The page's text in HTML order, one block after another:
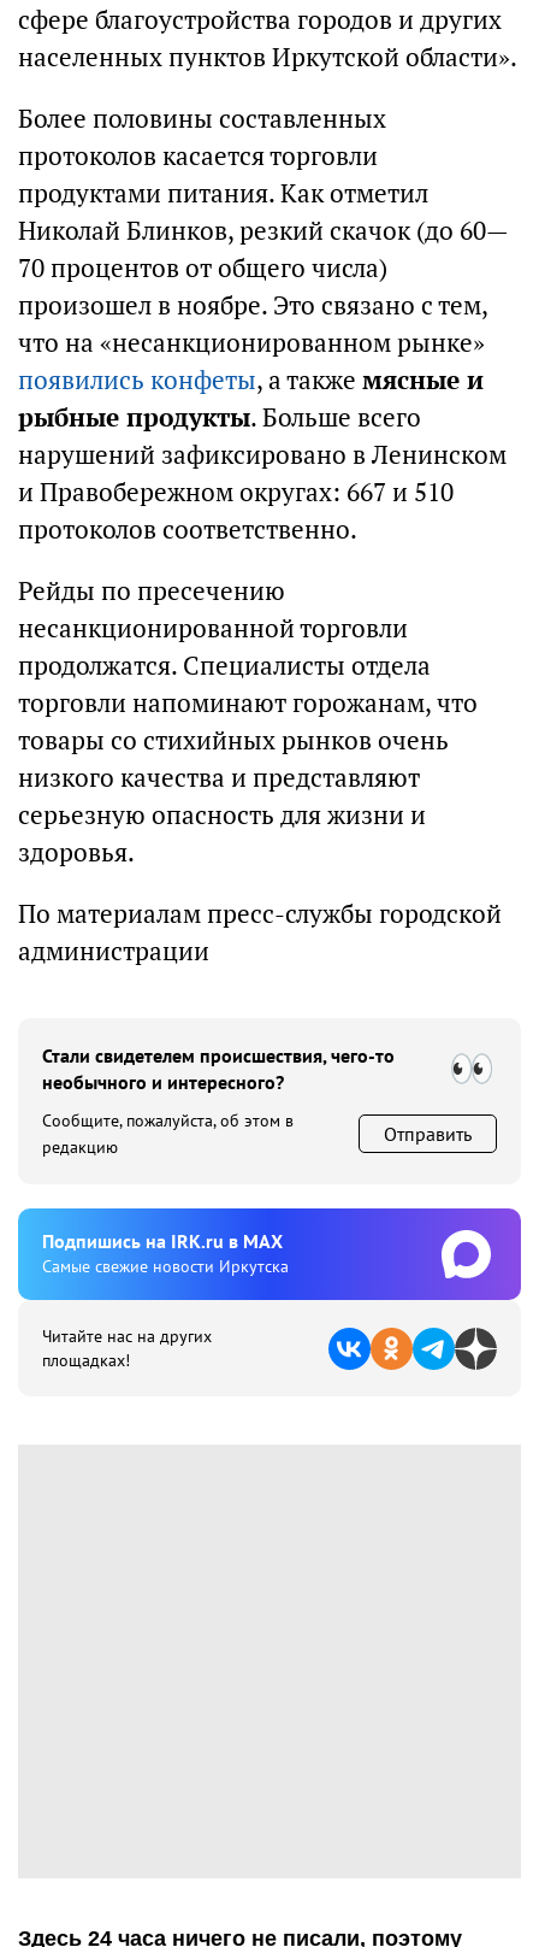
сфере благоустройства городов и других
населенных пунктов Иркутской области».
Более половины составленных
протоколов касается торговли
продуктами питания. Как отметил
Николай Блинков, резкий скачок (до 60—
70 процентов от общего числа)
произошел в ноябре. Это связано с тем,
что на «несанкционированном рынке»
появились конфеты, а также мясные и
рыбные продукты. Больше всего
нарушений зафиксировано в Ленинском
и Правобережном округах: 667 и 510
протоколов соответственно.
Рейды по пресечению
несанкционированной торговли
продолжатся. Специалисты отдела
торговли напоминают горожанам, что
товары со стихийных рынков очень
низкого качества и представляют
серьезную опасность для жизни и
здоровья.
По материалам пресс-службы городской
администрации
Стали свидетелем происшествия, чего-то
необычного и интересного?
Сообщите, пожалуйста, об этом в
редакцию
Отправить
Подпишиcь на IRK.ru в MAX
Cамые свежие новости Иркутска
Читайте нас на других
площадках!
Здесь 24 часа ничего не писали, поэтому